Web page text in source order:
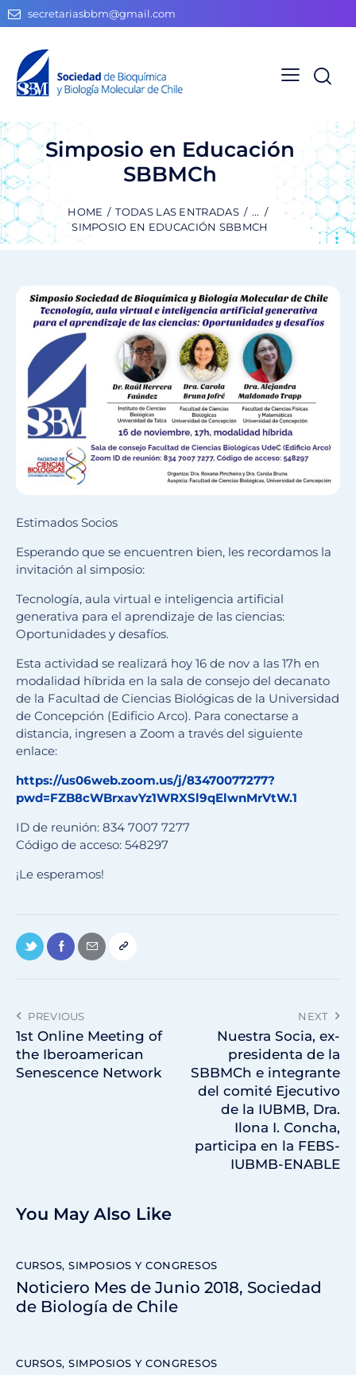
secretariasbbm@gmail.com
Simposio en Educación
SBBMCh
HOME TODAS LAS ENTRADAS
...
SIMPOSIO EN EDUCACIÓN SBBMCH
Estimados Socios
Esperando que se encuentren bien, les recordamos la
invitación al simposio:
Tecnología, aula virtual e inteligencia artificial
generativa para el aprendizaje de las ciencias:
Oportunidades y desafíos.
Esta actividad se realizará hoy 16 de nov a las 17h en
modalidad híbrida en la sala de consejo del decanato
de la Facultad de Ciencias Biológicas de la Universidad
de Concepción (Edificio Arco). Para conectarse a
distancia, ingresen a Zoom a través del siguiente
enlace:
https://us06web.zoom.us/j/83470077277?
pwd=FZB8cWBrxavYz1WRXSl9qElwnMrVtW.1
ID de reunión: 834 7007 7277
Código de acceso: 548297
¡Le esperamos!
PREVIOUS
1st Online Meeting of
the Iberoamerican
Senescence Network
NEXT
Nuestra Socia, ex-
presidenta de la
SBBMCh e integrante
del comité Ejecutivo
de la IUBMB, Dra.
Ilona I. Concha,
participa en la FEBS-
IUBMB-ENABLE
You May Also Like
CURSOS, SIMPOSIOS Y CONGRESOS
Noticiero Mes de Junio 2018, Sociedad
de Biología de Chile
CURSOS, SIMPOSIOS Y CONGRESOS